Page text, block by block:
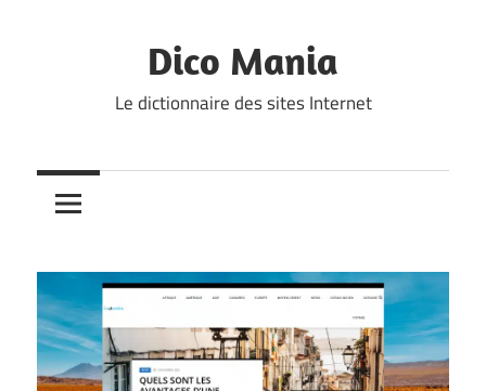
Dico Mania
Le dictionnaire des sites Internet